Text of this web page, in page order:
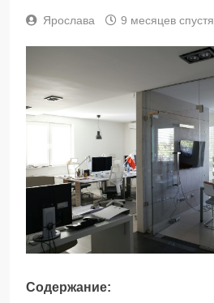
Ярослава 9 месяцев спустя
Содержание: